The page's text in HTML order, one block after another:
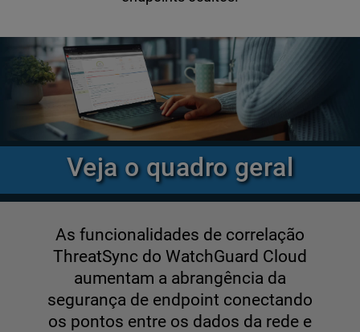
Veja o quadro geral
As funcionalidades de correlação
ThreatSync do WatchGuard Cloud
aumentam a abrangência da
segurança de endpoint conectando
os pontos entre os dados da rede e